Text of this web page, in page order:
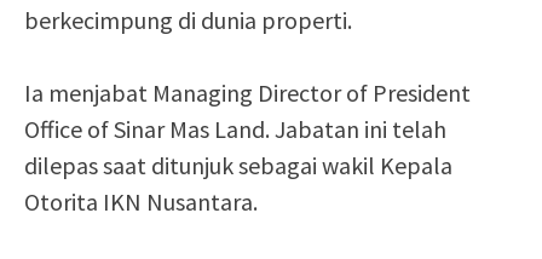
berkecimpung di dunia properti.
Ia menjabat Managing Director of President
Office of Sinar Mas Land. Jabatan ini telah
dilepas saat ditunjuk sebagai wakil Kepala
Otorita IKN Nusantara.